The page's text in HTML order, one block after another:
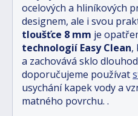
ocelových a hliníkových
designem, ale i svou
tloušťce 8 mm je
technologií Easy Clean,
a zachovává sklo
doporučujeme používat
usychání kapek vody a
matného povrchu. .